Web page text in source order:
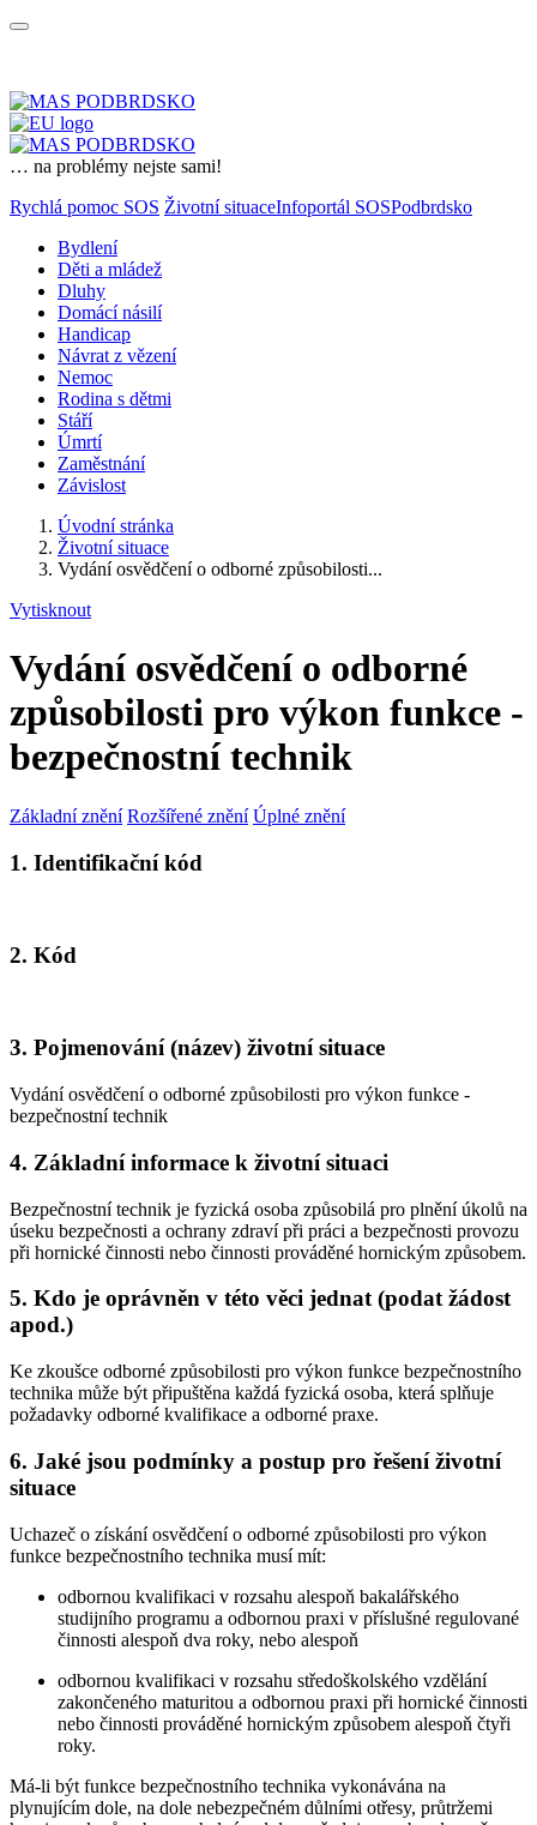
… na problémy nejste sami!
Rychlá pomoc SOS Životní situaceInfoportál SOSPodbrdsko
Bydlení
Děti a mládež
Dluhy
Domácí násilí
Handicap
Návrat z vězení
Nemoc
Rodina s dětmi
Stáří
Úmrtí
Zaměstnání
Závislost
Úvodní stránka
Životní situace
Vydání osvědčení o odborné způsobilosti...
Vytisknout
Vydání osvědčení o odborné
způsobilosti pro výkon funkce -
bezpečnostní technik
Základní znění Rozšířené znění Úplné znění
1. Identifikační kód
2. Kód
3. Pojmenování (název) životní situace
Vydání osvědčení o odborné způsobilosti pro výkon funkce -
bezpečnostní technik
4. Základní informace k životní situaci
Bezpečnostní technik je fyzická osoba způsobilá pro plnění úkolů na
úseku bezpečnosti a ochrany zdraví při práci a bezpečnosti provozu
při hornické činnosti nebo činnosti prováděné hornickým způsobem.
5. Kdo je oprávněn v této věci jednat (podat žádost
apod.)
Ke zkoušce odborné způsobilosti pro výkon funkce bezpečnostního
technika může být připuštěna každá fyzická osoba, která splňuje
požadavky odborné kvalifikace a odborné praxe.
6. Jaké jsou podmínky a postup pro řešení životní
situace
Uchazeč o získání osvědčení o odborné způsobilosti pro výkon
funkce bezpečnostního technika musí mít:
odbornou kvalifikaci v rozsahu alespoň bakalářského
studijního programu a odbornou praxi v příslušné regulované
činnosti alespoň dva roky, nebo alespoň
odbornou kvalifikaci v rozsahu středoškolského vzdělání
zakončeného maturitou a odbornou praxi při hornické činnosti
nebo činnosti prováděné hornickým způsobem alespoň čtyři
roky.
Má-li být funkce bezpečnostního technika vykonávána na
plynujícím dole, na dole nebezpečném důlními otřesy, průtržemi